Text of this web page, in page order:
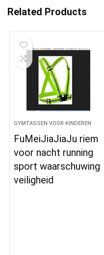
Related Products
GYMTASSEN VOOR KINDEREN
FuMeiJiaJiaJu riem
voor nacht running
sport waarschuwing
veiligheid